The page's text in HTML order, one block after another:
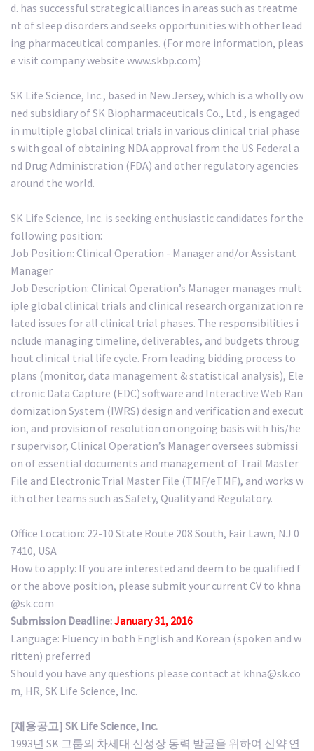
d. has successful strategic alliances in areas such as treatme
nt of sleep disorders and seeks opportunities with other lead
ing pharmaceutical companies. (For more information, pleas
e visit company website www.skbp.com)
SK Life Science, Inc., based in New Jersey, which is a wholly ow
ned subsidiary of SK Biopharmaceuticals Co., Ltd., is engaged
in multiple global clinical trials in various clinical trial phase
s with goal of obtaining NDA approval from the US Federal a
nd Drug Administration (FDA) and other regulatory agencies
around the world.
SK Life Science, Inc. is seeking enthusiastic candidates for the
following position:
Job Position: Clinical Operation - Manager and/or Assistant
Manager
Job Description: Clinical Operation’s Manager manages mult
iple global clinical trials and clinical research organization re
lated issues for all clinical trial phases. The responsibilities i
nclude managing timeline, deliverables, and budgets throug
hout clinical trial life cycle. From leading bidding process to
plans (monitor, data management & statistical analysis), Ele
ctronic Data Capture (EDC) software and Interactive Web Ran
domization System (IWRS) design and verification and execut
ion, and provision of resolution on ongoing basis with his/he
r supervisor, Clinical Operation’s Manager oversees submissi
on of essential documents and management of Trail Master
File and Electronic Trial Master File (TMF/eTMF), and works w
ith other teams such as Safety, Quality and Regulatory.
Office Location: 22-10 State Route 208 South, Fair Lawn, NJ 0
7410, USA
How to apply: If you are interested and deem to be qualified f
or the above position, please submit your current CV to khna
@sk.com
Submission Deadline:January 31, 2016
Language: Fluency in both English and Korean (spoken and w
ritten) preferred
Should you have any questions please contact at khna@sk.co
m, HR, SK Life Science, Inc.
[채용공고] SK Life Science, Inc.
1993년 SK 그룹의 차세대 신성장 동력 발굴을 위하여 신약 연